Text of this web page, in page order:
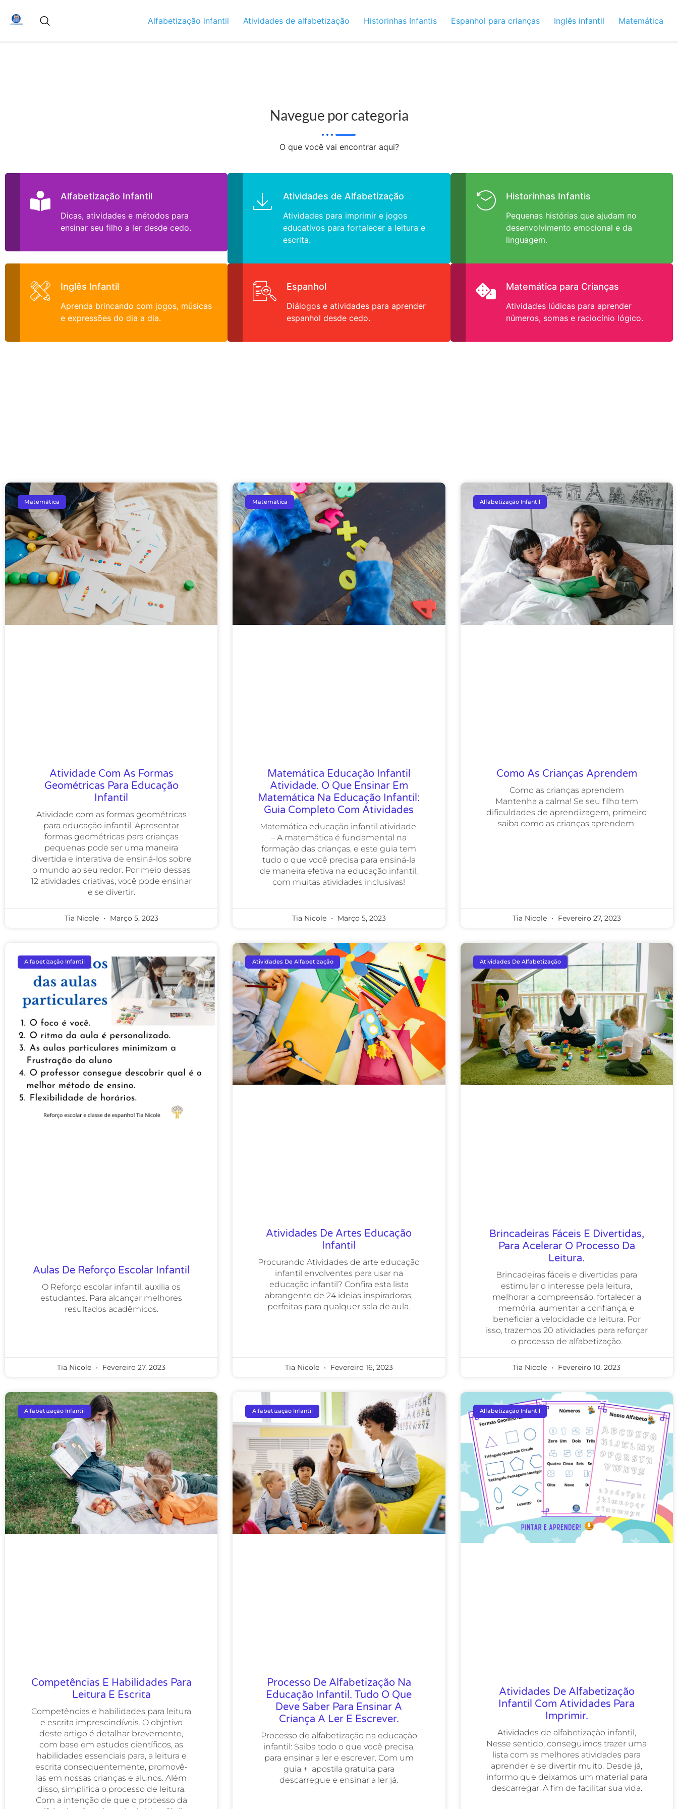
Alfabetização infantil Atividades de alfabetização Historinhas Infantis Espanhol para crianças Inglês infantil Matemática
Navegue por categoria
O que você vai encontrar aqui?
Alfabetização Infantil
Dicas, atividades e métodos para
ensinar seu filho a ler desde cedo.
Atividades de Alfabetização
Atividades para imprimir e jogos
educativos para fortalecer a leitura e
escrita.
Historinhas Infantis
Pequenas histórias que ajudam no
desenvolvimento emocional e da
linguagem.
Inglês Infantil
Aprenda brincando com jogos, músicas
e expressões do dia a dia.
Espanhol
Diálogos e atividades para aprender
espanhol desde cedo.
Matemática para Crianças
Atividades lúdicas para aprender
números, somas e raciocínio lógico.
Matemática
Atividade Com As Formas
Geométricas Para Educação
Infantil
Atividade com as formas geométricas
para educação infantil. Apresentar
formas geométricas para crianças
pequenas pode ser uma maneira
divertida e interativa de ensiná-los sobre
o mundo ao seu redor. Por meio dessas
12 atividades criativas, você pode ensinar
e se divertir.
Tia Nicole Março 5, 2023
Matemática
Matemática Educação Infantil
Atividade. O Que Ensinar Em
Matemática Na Educação Infantil:
Guia Completo Com Atividades
Matemática educação infantil atividade.
– A matemática é fundamental na
formação das crianças, e este guia tem
tudo o que você precisa para ensiná-la
de maneira efetiva na educação infantil,
com muitas atividades inclusivas!
Tia Nicole Março 5, 2023
Alfabetização Infantil
Como As Crianças Aprendem
Como as crianças aprendem
Mantenha a calma! Se seu filho tem
dificuldades de aprendizagem, primeiro
saiba como as crianças aprendem.
Tia Nicole Fevereiro 27, 2023
Alfabetização Infantil
Aulas De Reforço Escolar Infantil
O Reforço escolar infantil, auxilia os
estudantes. Para alcançar melhores
resultados acadêmicos.
Tia Nicole Fevereiro 27, 2023
Atividades De Alfabetização
Atividades De Artes Educação
Infantil
Procurando Atividades de arte educação
infantil envolventes para usar na
educação infantil? Confira esta lista
abrangente de 24 ideias inspiradoras,
perfeitas para qualquer sala de aula.
Tia Nicole Fevereiro 16, 2023
Atividades De Alfabetização
Brincadeiras Fáceis E Divertidas,
Para Acelerar O Processo Da
Leitura.
Brincadeiras fáceis e divertidas para
estimular o interesse pela leitura,
melhorar a compreensão, fortalecer a
memória, aumentar a confiança, e
beneficiar a velocidade da leitura. Por
isso, trazemos 20 atividades para reforçar
o processo de alfabetização.
Tia Nicole Fevereiro 10, 2023
Alfabetização Infantil
Competências E Habilidades Para
Leitura E Escrita
Competências e habilidades para leitura
e escrita imprescindíveis. O objetivo
deste artigo é detalhar brevemente,
com base em estudos científicos, as
habilidades essenciais para, a leitura e
escrita consequentemente, promovê-
las em nossas crianças e alunos. Além
disso, simplifica o processo de leitura.
Com a intenção de que o processo da
Alfabetização Infantil
Processo De Alfabetização Na
Educação Infantil. Tudo O Que
Deve Saber Para Ensinar A
Criança A Ler E Escrever.
Processo de alfabetização na educação
infantil: Saiba todo o que você precisa,
para ensinar a ler e escrever. Com um
guia + apostila gratuita para
descarregue e ensinar a ler já.
Alfabetização Infantil
Atividades De Alfabetização
Infantil Com Atividades Para
Imprimir.
Atividades de alfabetização infantil,
Nesse sentido, conseguimos trazer uma
lista com as melhores atividades para
aprender e se divertir muito. Desde já,
informo que deixamos um material para
descarregar. A fim de facilitar sua vida.